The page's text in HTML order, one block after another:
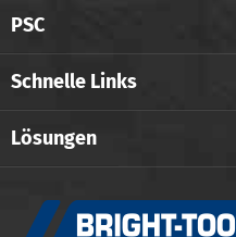
PSC
Schnelle Links
Lösungen